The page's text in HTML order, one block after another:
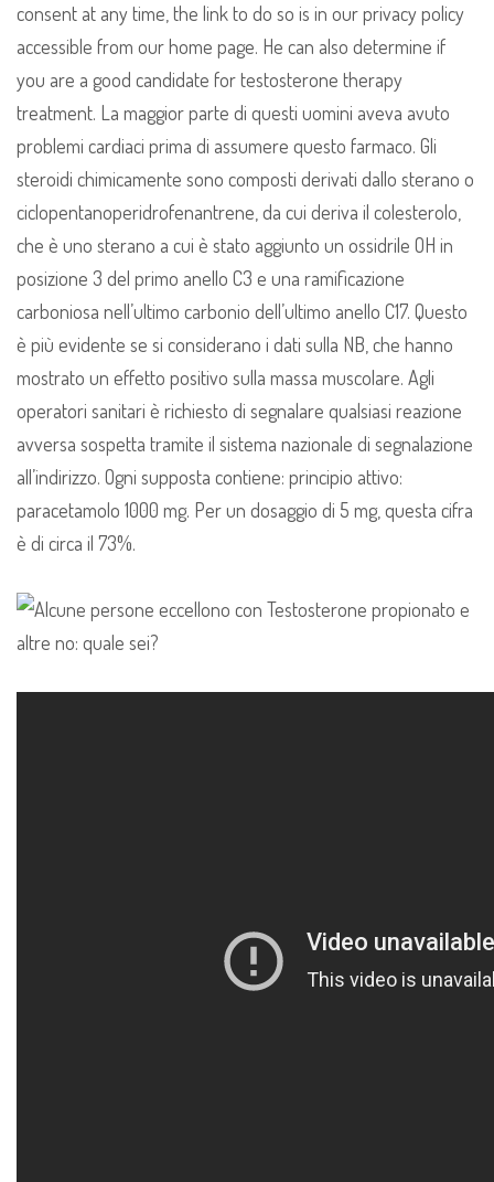
consent at any time, the link to do so is in our privacy policy
accessible from our home page. He can also determine if
you are a good candidate for testosterone therapy
treatment. La maggior parte di questi uomini aveva avuto
problemi cardiaci prima di assumere questo farmaco. Gli
steroidi chimicamente sono composti derivati dallo sterano o
ciclopentanoperidrofenantrene, da cui deriva il colesterolo,
che è uno sterano a cui è stato aggiunto un ossidrile OH in
posizione 3 del primo anello C3 e una ramificazione
carboniosa nell’ultimo carbonio dell’ultimo anello C17. Questo
è più evidente se si considerano i dati sulla NB, che hanno
mostrato un effetto positivo sulla massa muscolare. Agli
operatori sanitari è richiesto di segnalare qualsiasi reazione
avversa sospetta tramite il sistema nazionale di segnalazione
all’indirizzo. Ogni supposta contiene: principio attivo:
paracetamolo 1000 mg. Per un dosaggio di 5 mg, questa cifra
è di circa il 73%.